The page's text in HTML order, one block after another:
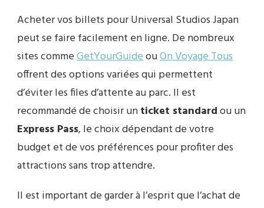
Acheter vos billets pour Universal Studios Japan
peut se faire facilement en ligne. De nombreux
sites commeGetYourGuideouOn Voyage Tous
offrent des options variées qui permettent
d’éviter les files d’attente au parc. Il est
recommandé de choisir unticket standardou un
Express Pass, le choix dépendant de votre
budget et de vos préférences pour profiter des
attractions sans trop attendre.
Il est important de garder à l’esprit que l’achat de